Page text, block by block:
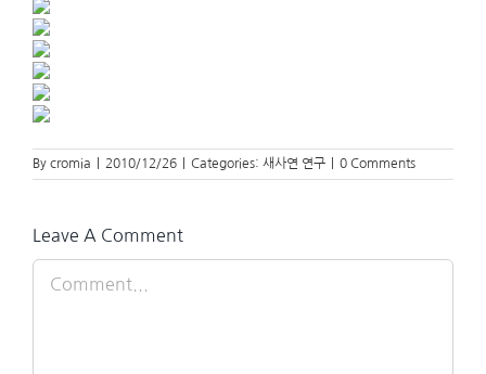
By cromia 2010/12/26 Categories: 새사연 연구 0 Comments
Leave A Comment